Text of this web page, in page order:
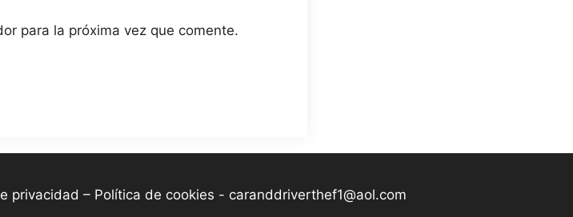
para la próxima vez que comente.
privacidad – Política de cookies - caranddriverthef1@aol.com